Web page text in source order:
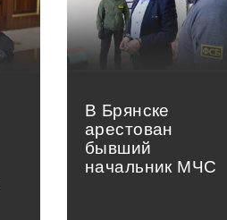
В Брянске
арестован
бывший
начальник МЧС